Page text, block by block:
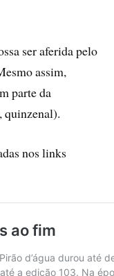
ser aferida pelo
assim,
parte da
quinzenal).
nos links